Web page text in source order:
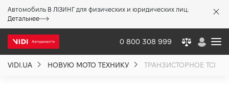
Автомобиль В ЛІЗИНГ для физических и юридических лиц.
Детальнее
0 800 308 999
VIDI.UA НОВУЮ МОТО ТЕХНИКУ ТРАНЗИСТОРНОЕ TCI